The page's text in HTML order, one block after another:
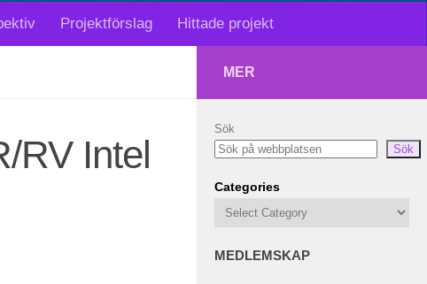
Projektförslag Hittade projekt
RV Intel
MER
Sök
Sök
Categories
MEDLEMSKAP